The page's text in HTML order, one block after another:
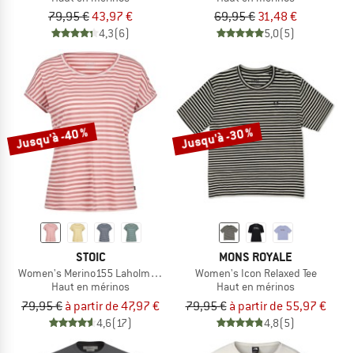
79,95 €43,97 €
4,3(6)
69,95 € 31,48 €
5,0(5)
Jusqu'à -40 %
STOIC
Women's Merino155 LaholmSt. Loose Shirt Striped
Haut en mérinos
79,95 € à partir de 47,97 €
4,6(17)
Jusqu'à -30 %
MONS ROYALE
Women's Icon Relaxed Tee
Haut en mérinos
79,95 € à partir de 55,97 €
4,8(5)